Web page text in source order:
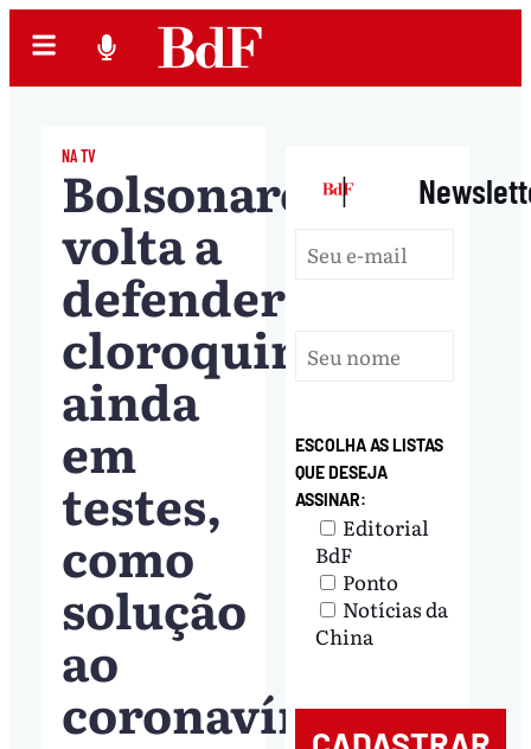
NA TV
Bolsonaro
volta a
defender
cloroquina,
ainda
em
testes,
como
solução
ao
coronavírus
|
ESCOLHA AS LISTAS
QUE DESEJA
ASSINAR:
Editorial
BdF
Ponto
Notícias da
China